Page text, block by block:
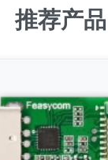
推荐产品